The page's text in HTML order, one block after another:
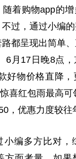
随着购物app的
过，通过小编
都呈现出简单
6月17日晚8点，
好物价格直降
喜红包雨最高
，优惠力度较往
小编多方比对，